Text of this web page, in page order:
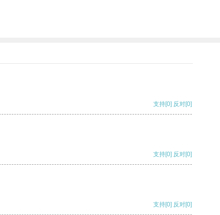
支持[0] 反对[0]
支持[0] 反对[0]
支持[0] 反对[0]